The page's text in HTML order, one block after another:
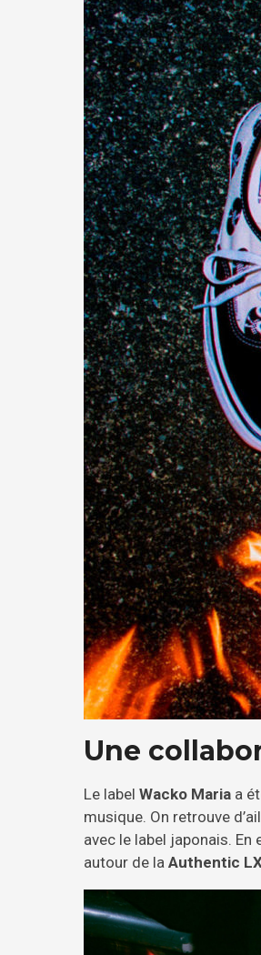
Une
Le label Wacko Maria a
musique. On retrouve
avec le label japonais.
autour de la Authentic